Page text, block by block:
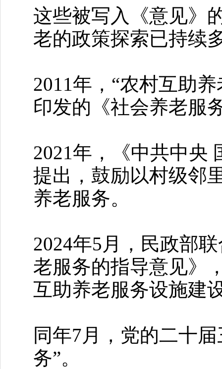
这些被写入《意见》
老的政策探索已持续
2011年，“农村互助
印发的《社会养老服
2021年，《中共中央
提出，鼓励以村级邻
养老服务。
2024年5月，民政部
老服务的指导意见》
互助养老服务设施建
同年7月，党的二十
务”。